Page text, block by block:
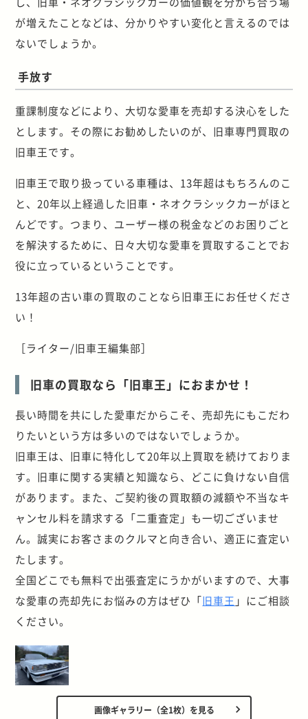
が増えたことなどは、分かりやすい変化と言えるのでは
ないでしょうか。
手放す
重課制度などにより、大切な愛車を売却する決心をした
とします。その際にお勧めしたいのが、旧車専門買取の
旧車王です。
旧車王で取り扱っている車種は、13年超はもちろんのこ
と、20年以上経過した旧車・ネオクラシックカーがほと
んどです。つまり、ユーザー様の税金などのお困りごと
を解決するために、日々大切な愛車を買取することでお
役に立っているということです。
13年超の古い車の買取のことなら旧車王にお任せくださ
い！
［ライター/旧車王編集部］
旧車の買取なら「旧車王」におまかせ！
長い時間を共にした愛車だからこそ、売却先にもこだわ
りたいという方は多いのではないでしょうか。
旧車王は、旧車に特化して20年以上買取を続けておりま
す。旧車に関する実績と知識なら、どこに負けない自信
があります。また、ご契約後の買取額の減額や不当なキ
ャンセル料を請求する「二重査定」も一切ございませ
ん。誠実にお客さまのクルマと向き合い、適正に査定い
たします。
全国どこでも無料で出張査定にうかがいますので、大事
な愛車の売却先にお悩みの方はぜひ「旧車王 」にご相談
ください。
画像ギャラリー（全1枚）を見る